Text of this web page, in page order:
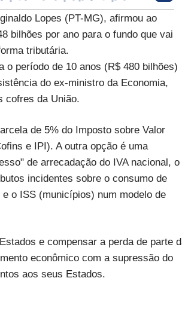
Lopes (PT-MG), afirmou ao
bilhões por ano para o fundo que vai
tributária.
o período de 10 anos (R$ 480 bilhões)
do ex-ministro da Economia,
cofres da União.
de 5% do Imposto sobre Valor
e IPI). A outra opção é uma
de arrecadação do IVA nacional, o
incidentes sobre o consumo de
o ISS (municípios) num modelo de
e compensar a perda de parte
econômico com a supressão do
aos seus Estados.